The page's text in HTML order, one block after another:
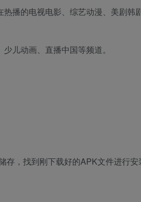
播的电视电影、综艺动漫、美剧韩
儿动画、直播中国等频道。
，找到刚下载好的APK文件进行安